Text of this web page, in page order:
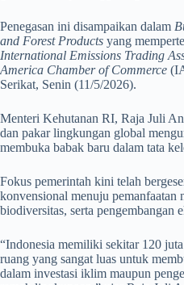
Penegasan ini disampaikan dalam
and Forest Products yang
International Emissions Trading
America Chamber of Commerce
Serikat, Senin (11/5/2026).
Menteri Kehutanan RI, Raja Juli
dan pakar lingkungan global
membuka babak baru dalam tata
Fokus pemerintah kini telah
konvensional menuju
biodiversitas, serta pengembangan
“Indonesia memiliki sekitar 120
ruang yang sangat luas untuk
dalam investasi iklim maupun